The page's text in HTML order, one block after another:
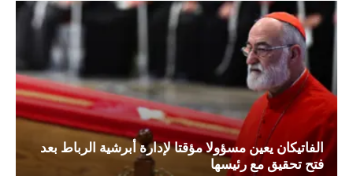
الفاتيكان يعين مسؤولا مؤقتا لإدارة أبرشية الرباط بعد
فتح تحقيق مع رئيسها